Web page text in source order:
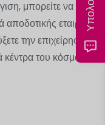
μπορείτε να
εταιρικής
την επιχείρησή
του κόσμου.